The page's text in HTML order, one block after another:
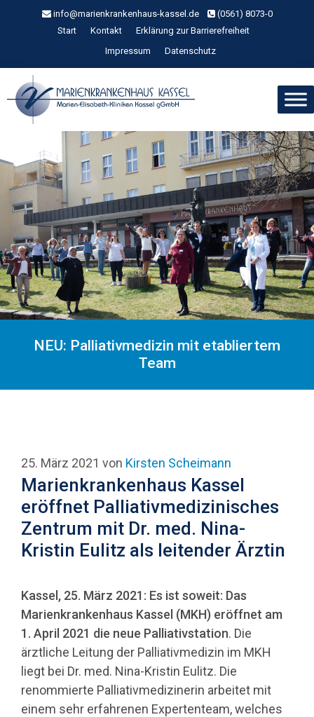
info@marienkrankenhaus-kassel.de
(0561) 8073-0
Start
Kontakt
Erklärung zur Barrierefreiheit
Impressum
Datenschutz
NEU: Palliativmedizin mit etabliertem
Team
25. März 2021 von Kirsten Scheimann
Marienkrankenhaus Kassel
eröffnet Palliativmedizinisches
Zentrum mit Dr. med. Nina-
Kristin Eulitz als leitender Ärztin
Kassel, 25. März 2021: Es ist soweit: Das
Marienkrankenhaus Kassel (MKH) eröffnet am
1. April 2021 die neue Palliativstation. Die
ärztliche Leitung der Palliativmedizin im MKH
liegt bei Dr. med. Nina-Kristin Eulitz. Die
renommierte Palliativmedizinerin arbeitet mit
einem sehr erfahrenen Expertenteam, welches